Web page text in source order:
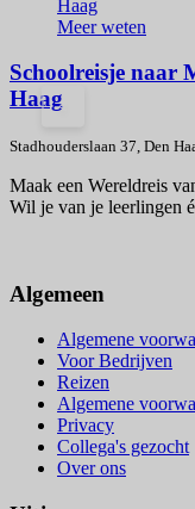
Meer weten
Schoolreisje naar
Haag
Stadhouderslaan 37, Den
Maak een Wereldreis
Wil je van je leerlingen
<
Algemeen
Algemene
Voor Bedrijven
Reizen
Algemene
Privacy
Collega's gezocht
Over ons